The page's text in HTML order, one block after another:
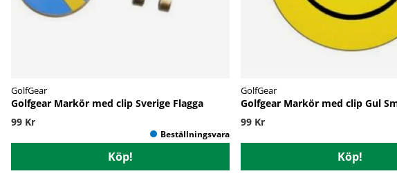
GolfGear
Golfgear Markör med clip Sverige Flagga
99 Kr
Köp!
GolfGear
Golfgear Markör med clip Gul
99 Kr
Köp!